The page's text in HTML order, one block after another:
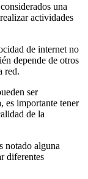
una
actividades
de internet no
depende de otros
red.
ser
es importante tener
de la
notado alguna
diferentes